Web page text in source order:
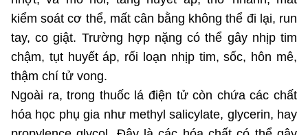
kiểm soát cơ thể, mất cân bằng không thể đi lại, run
tay, co giật. Trường hợp nặng có thể gây nhịp tim
chậm, tụt huyết áp, rối loạn nhịp tim, sốc, hôn mê,
thậm chí tử vong.
Ngoài ra, trong thuốc lá điện tử còn chứa các chất
hóa học phụ gia như methyl salicylate, glycerin, hay